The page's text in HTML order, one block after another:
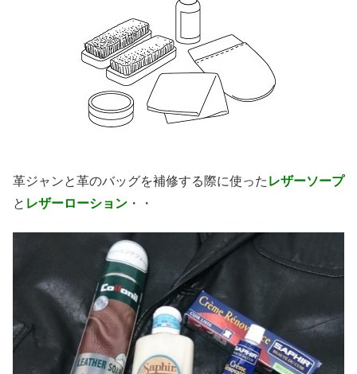
革ジャンと革のバッグを補修する際に使った レザーソープ
と レザーローション ・・